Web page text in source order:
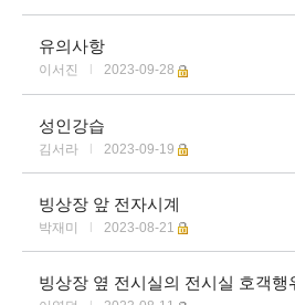
유의사항
이서진 | 2023-09-28
성인강습
김서라 | 2023-09-19
빙상장 앞 전자시계
박재미 | 2023-08-21